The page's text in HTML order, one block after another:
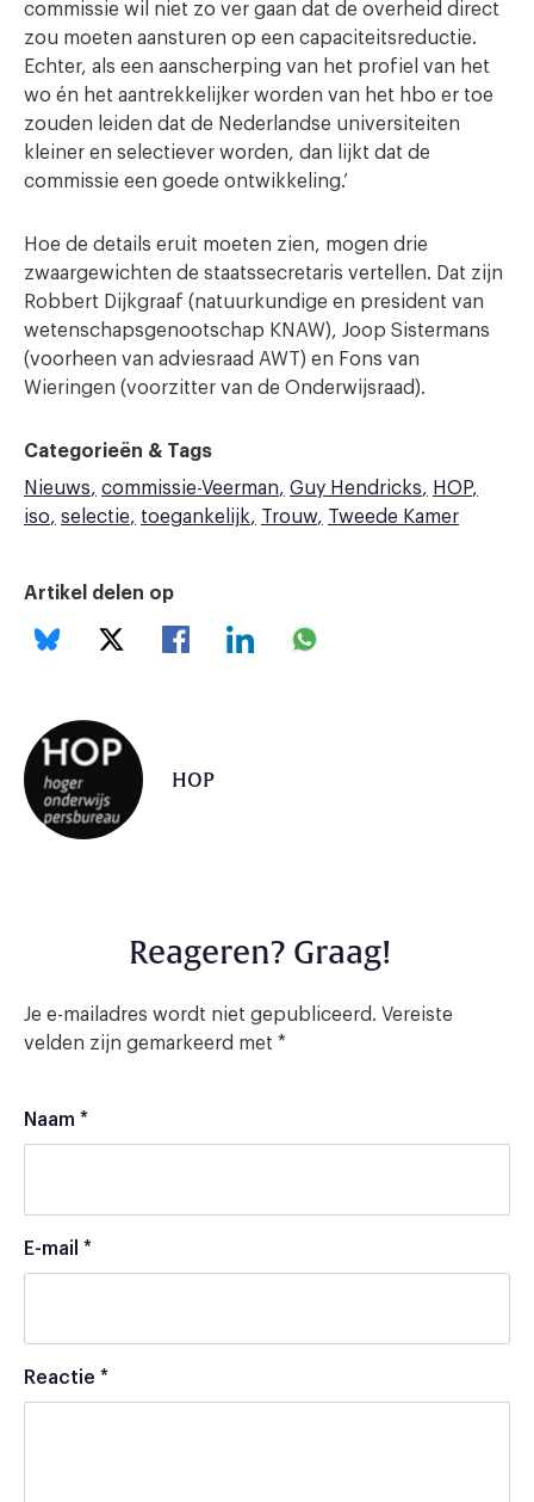
commissie wil niet zo ver gaan dat de overheid direct
zou moeten aansturen op een capaciteitsreductie.
Echter, als een aanscherping van het profiel van het
wo én het aantrekkelijker worden van het hbo er toe
zouden leiden dat de Nederlandse universiteiten
kleiner en selectiever worden, dan lijkt dat de
commissie een goede ontwikkeling.’
Hoe de details eruit moeten zien, mogen drie
zwaargewichten de staatssecretaris vertellen. Dat zijn
Robbert Dijkgraaf (natuurkundige en president van
wetenschapsgenootschap KNAW), Joop Sistermans
(voorheen van adviesraad AWT) en Fons van
Wieringen (voorzitter van de Onderwijsraad).
Categorieën & Tags
Nieuws
commissie-Veerman Guy Hendricks
HOP
iso
selectie toegankelijk Trouw Tweede Kamer
Artikel delen op
HOP
Reageren? Graag!
Je e-mailadres wordt niet gepubliceerd. Vereiste
velden zijn gemarkeerd met *
Naam *
E-mail *
Reactie *